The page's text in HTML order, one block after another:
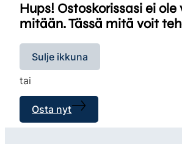
Hups! Ostoskorissasi ei ole
mitään. Tässä mitä voit
Sulje ikkuna
tai
Osta nyt